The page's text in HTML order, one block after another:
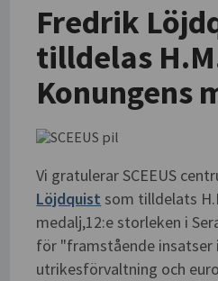
Fredrik
tilldelas
Konungens
Vi gratulerar SCEEUS
Löjdquist som tilldelats
medalj,12:e storleken i
för "framstående insatser
utrikesförvaltning och